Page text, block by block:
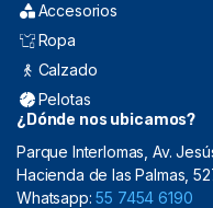
Accesorios
Ropa
Calzado
Pelotas
¿Dónde nos ubicamos?
Parque Interlomas, Av.
Hacienda de las Palmas,
Whatsapp:55 7454 6190